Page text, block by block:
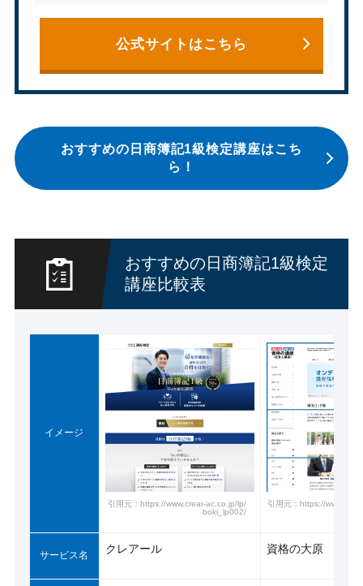
公式サイトはこちら
おすすめの日商簿記1級検定講座はこち
ら！
おすすめの日商簿記1級検定
講座比較表
イメージ
引用元：https://www.crear-ac.co.jp/lp/
boki_lp002/
引用元：https://www.o-
サービス名 クレアール 資格の大原